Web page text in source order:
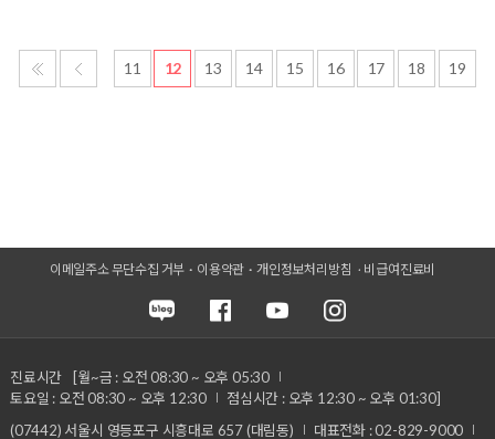
11 12 13 14 15 16 17 18 19
이메일주소 무단수집 거부 이용약관 개인정보처리방침 비급여진료비
진료시간
[월~금 : 오전 08:30 ~ 오후 05:30
토요일 : 오전 08:30 ~ 오후 12:30
점심시간 : 오후 12:30 ~ 오후 01:30]
(07442) 서울시 영등포구 시흥대로 657 (대림동)
대표전화 : 02-829-9000